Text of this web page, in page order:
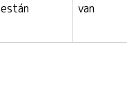
están van